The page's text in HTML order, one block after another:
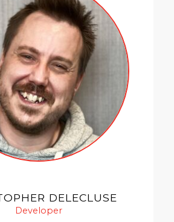
DELECLUSE
Developer